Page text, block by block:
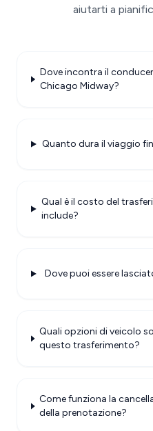
aiutarti a
Dove incontra il
Chicago Midway?
Quanto dura il viaggio
Qual è il costo del
include?
Dove puoi essere
Quali opzioni di veicolo
questo trasferimento?
Come funziona la
della prenotazione?